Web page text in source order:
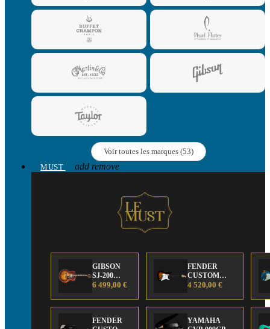
Voir toutes les marques (53)
MUST
add remove
GIBSON
SJ-200
Anniversary
Edition
6 499,00 €
FENDER
CUSTOM
SHOP Strat 63'
4 520,00 €
FENDER
YAMAHA